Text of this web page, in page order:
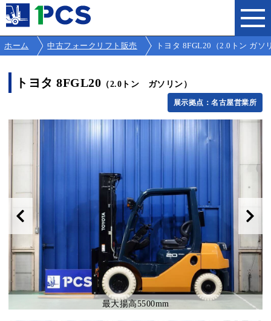
ホーム 中古フォークリフト販売 トヨタ 8FGL20（2.0トン ガソ
トヨタ 8FGL20 （2.0トン ガソリン）
展示拠点：名古屋営業所
最大揚高5500mm